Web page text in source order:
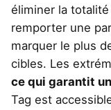
éliminer la totalité
remporter une
marquer le plus
cibles. Les
ce qui garantit
Tag est